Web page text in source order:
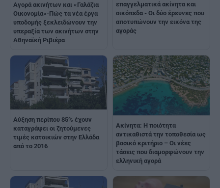
Αγορά ακινήτων και «Γαλάζια
Οικονομία»-Πώς τα νέα έργα
υποδομής ξεκλειδώνουν την
υπεραξία των ακινήτων στην
Αθηναϊκή Ριβιέρα
επαγγελματικά ακίνητα και
οικόπεδα - Οι δύο έρευνες που
αποτυπώνουν την εικόνα της
αγοράς
Αύξηση περίπου 85% έχουν
καταγράψει οι ζητούμενες
τιμές κατοικιών στην Ελλάδα
από το 2016
Ακίνητα: Η ποιότητα
αντικαθιστά την τοποθεσία ως
βασικό κριτήριο – Οι νέες
τάσεις που διαμορφώνουν την
ελληνική αγορά